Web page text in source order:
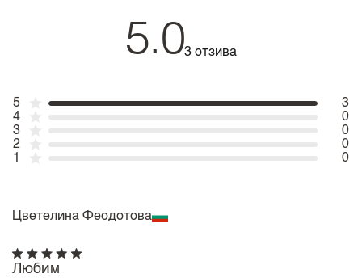
5.03 отзива
5
3
4
0
3
0
2
0
1
0
Цветелина Феодотова
Любим